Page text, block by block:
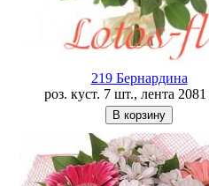
219 Бернардина
роз. куст. 7 шт., лента 2081